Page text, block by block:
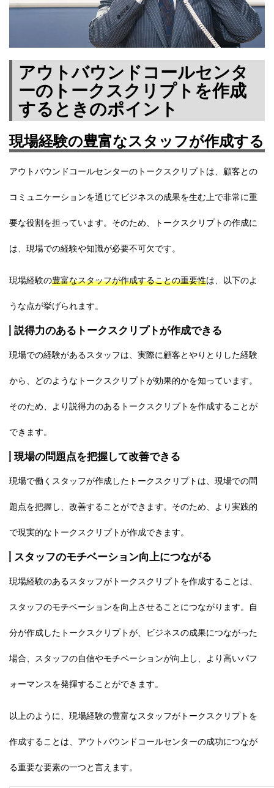
アウトバウンドコールセンタ
ーのトークスクリプトを作成
するときのポイント
現場経験の豊富なスタッフが作成する
アウトバウンドコールセンターのトークスクリプトは、顧客との
コミュニケーションを通じてビジネスの成果を生む上で非常に重
要な役割を担っています。そのため、トークスクリプトの作成に
は、現場での経験や知識が必要不可欠です。
現場経験の豊富なスタッフが作成することの重要性は、以下のよ
うな点が挙げられます。
説得力のあるトークスクリプトが作成できる
現場での経験があるスタッフは、実際に顧客とやりとりした経験
から、どのようなトークスクリプトが効果的かを知っています。
そのため、より説得力のあるトークスクリプトを作成することが
できます。
現場の問題点を把握して改善できる
現場で働くスタッフが作成したトークスクリプトは、現場での問
題点を把握し、改善することができます。そのため、より実践的
で現実的なトークスクリプトが作成できます。
スタッフのモチベーション向上につながる
現場経験のあるスタッフがトークスクリプトを作成することは、
スタッフのモチベーションを向上させることにつながります。自
分が作成したトークスクリプトが、ビジネスの成果につながった
場合、スタッフの自信やモチベーションが向上し、 より高いパフ
ォーマンスを発揮することができます。
以上のように、現場経験の豊富なスタッフがトークスクリプトを
作成することは、アウトバウンドコールセンターの成功につなが
る重要な要素の一つと言えます。